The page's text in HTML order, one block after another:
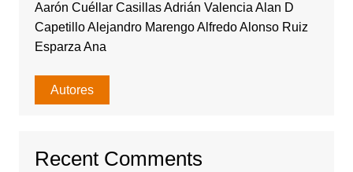
Aarón Cuéllar Casillas Adrián Valencia Alan D
Capetillo Alejandro Marengo Alfredo Alonso Ruiz
Esparza Ana
Autores
Recent Comments